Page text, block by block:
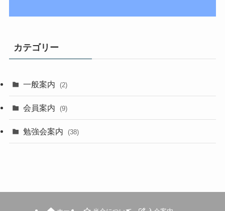
カテゴリー
一般案内 (2)
会員案内 (9)
勉強会案内 (38)